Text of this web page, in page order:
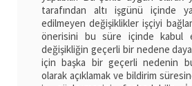
tarafından altı işgünü içinde
edilmeyen değişiklikler işçiyi
önerisini bu süre içinde kabul
değişikliğin geçerli bir nedene
için başka bir geçerli nedenin
olarak açıklamak ve bildirim